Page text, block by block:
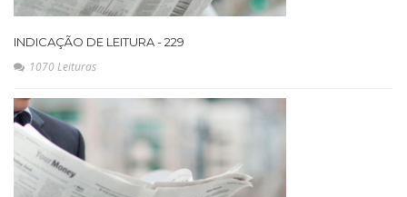
INDICAÇÃO DE LEITURA - 229
1070 Leituras